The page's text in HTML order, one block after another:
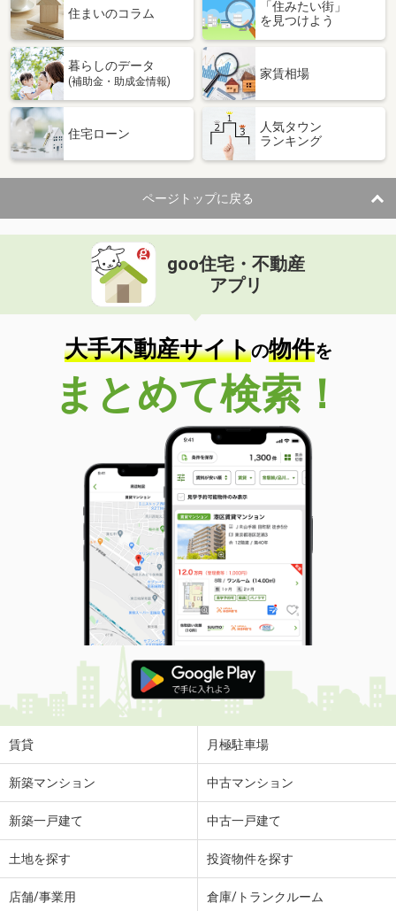
住まいのコラム
「住みたい街」
を見つけよう
暮らしのデータ
(補助金・助成金情報)
家賃相場
住宅ローン
人気タウン
ランキング
ページトップに戻る
goo住宅・不動産
アプリ
大手不動産サイトの物件を
まとめて検索！
賃貸 月極駐車場
新築マンション 中古マンション
新築一戸建て 中古一戸建て
土地を探す 投資物件を探す
店舗/事業用 倉庫/トランクルーム